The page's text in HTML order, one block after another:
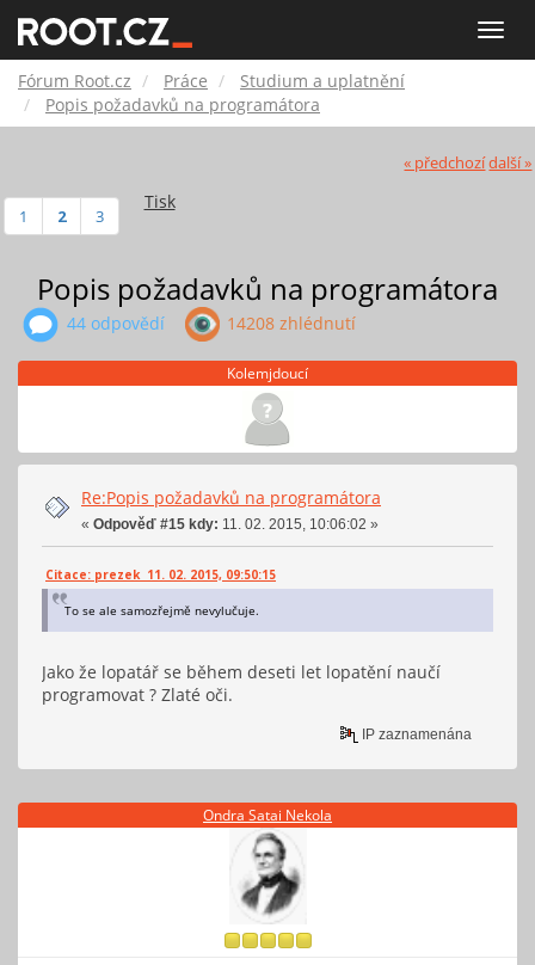
Toggle
Root.cz
Fórum Root.cz Práce
Studium a uplatnění
Popis požadavků na programátora
« předchozídalší »
Tisk
1 2 3
Popis požadavků na programátora
44 odpovědí 14208 zhlédnutí
Kolemjdoucí
Re:Popis požadavků na programátora
« Odpověď #15 kdy: 11. 02. 2015, 10:06:02 »
Citace: prezek 11. 02. 2015, 09:50:15
To se ale samozřejmě nevylučuje.
Jako že lopatář se během deseti let lopatění naučí
programovat ? Zlaté oči.
IP zaznamenána
Ondra Satai Nekola